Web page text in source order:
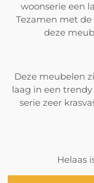
woonserie een
Tezamen met
deze
Deze meubelen
laag in een
serie zeer
Helaas